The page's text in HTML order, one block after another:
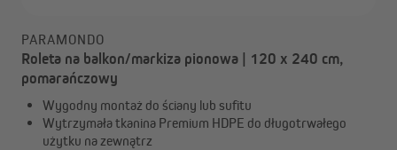
PARAMONDO
Roleta na balkon/markiza pionowa | 120 x 240 cm,
pomarańczowy
Wygodny montaż do ściany lub sufitu
Wytrzymała tkanina Premium HDPE do długotrwałego
użytku na zewnątrz